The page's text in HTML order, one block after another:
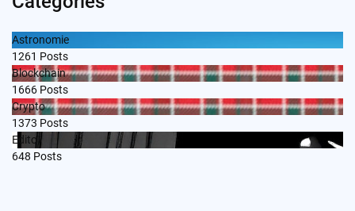
Astronomie
1261 Posts
Blockchain
1666 Posts
Crypto
1373 Posts
Edito
648 Posts